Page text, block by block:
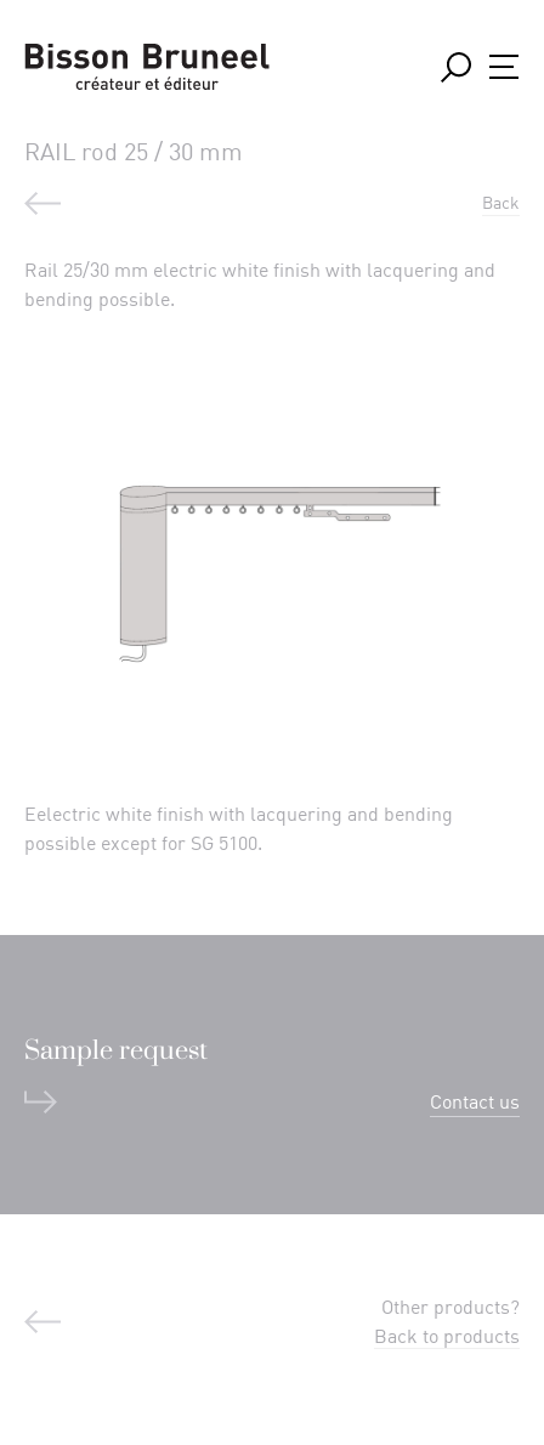
RAIL rod 25 / 30 mm
Back
Rail 25/30 mm electric white finish with lacquering and
bending possible.
Eelectric white finish with lacquering and bending
possible except for SG 5100.
Sample request
Contact us
Other products?
Back to products